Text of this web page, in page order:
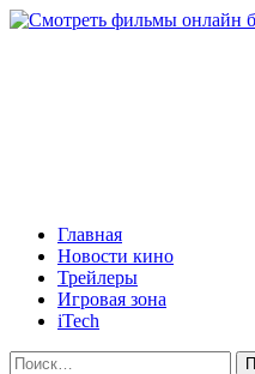
Skip
Primary
Menu
Главная
Новости кино
Трейлеры
Игровая зона
iTech
Найти: